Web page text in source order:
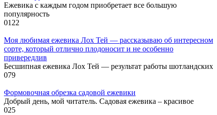
Ежевика с каждым годом приобретает все большую
популярность
0122
Моя любимая ежевика Лох Тей — рассказываю об интересном
сорте, который отлично плодоносит и не особенно
привередлив
Бесшипная ежевика Лох Тей — результат работы шотландских
079
Формовочная обрезка садовой ежевики
Добрый день, мой читатель. Садовая ежевика – красивое
025